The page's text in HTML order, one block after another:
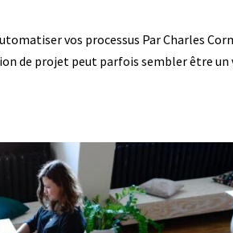
vos processus Par Charles
de projet peut parfois sembler être un